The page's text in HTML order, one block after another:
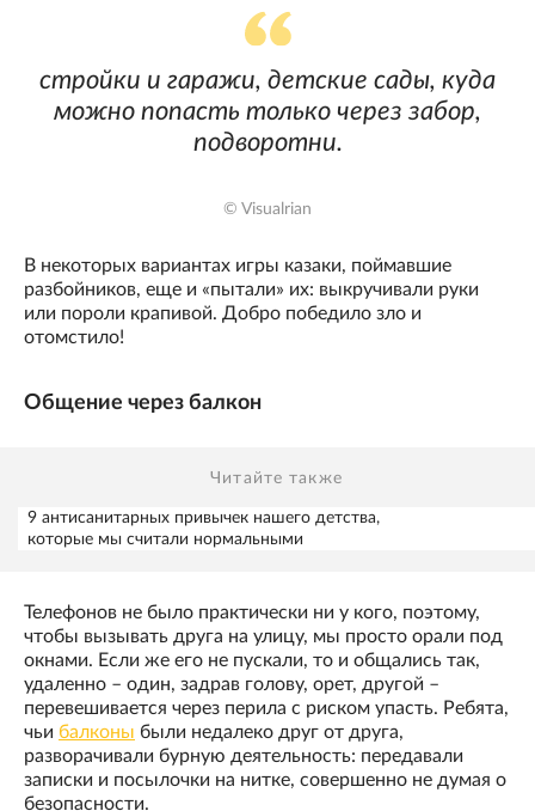
стройки и гаражи, детские сады, куда
можно попасть только через забор,
подворотни.
© Visualrian
В некоторых вариантах игры казаки, поймавшие
разбойников, еще и «пытали» их: выкручивали руки
или пороли крапивой. Добро победило зло и
отомстило!
Общение через балкон
Читайте также
9 антисанитарных привычек нашего детства,
которые мы считали нормальными
Телефонов не было практически ни у кого, поэтому,
чтобы вызывать друга на улицу, мы просто орали под
окнами. Если же его не пускали, то и общались так,
удаленно – один, задрав голову, орет, другой –
перевешивается через перила с риском упасть. Ребята,
чьи балконы были недалеко друг от друга,
разворачивали бурную деятельность: передавали
записки и посылочки на нитке, совершенно не думая о
безопасности.